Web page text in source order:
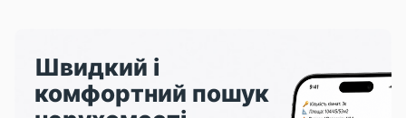
Швидкий і
комфортний пошук